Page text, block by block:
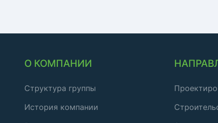
О КОМПАНИИ
Структура группы
История компании